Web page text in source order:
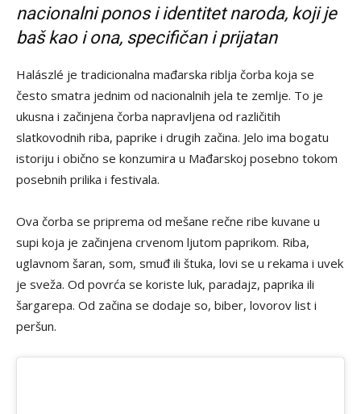
nacionalni ponos i identitet naroda, koji je
baš kao i ona, specifičan i prijatan
Halászlé je tradicionalna mađarska riblja čorba koja se
često smatra jednim od nacionalnih jela te zemlje. To je
ukusna i začinjena čorba napravljena od različitih
slatkovodnih riba, paprike i drugih začina. Jelo ima bogatu
istoriju i obično se konzumira u Mađarskoj posebno tokom
posebnih prilika i festivala.
Ova čorba se priprema od mešane rečne ribe kuvane u
supi koja je začinjena crvenom ljutom paprikom. Riba,
uglavnom šaran, som, smuđ ili štuka, lovi se u rekama i uvek
je sveža. Od povrća se koriste luk, paradajz, paprika ili
šargarepa. Od začina se dodaje so, biber, lovorov list i
peršun.